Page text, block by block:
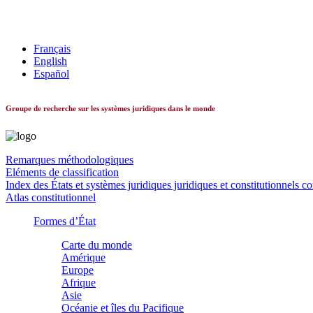
Français
English
Español
Groupe de recherche sur les systèmes juridiques dans le monde
Remarques méthodologiques
Eléments de classification
Index des États et systèmes juridiques juridiques et constitutionnels
Atlas constitutionnel
Formes d’État
Carte du monde
Amérique
Europe
Afrique
Asie
Océanie et îles du Pacifique